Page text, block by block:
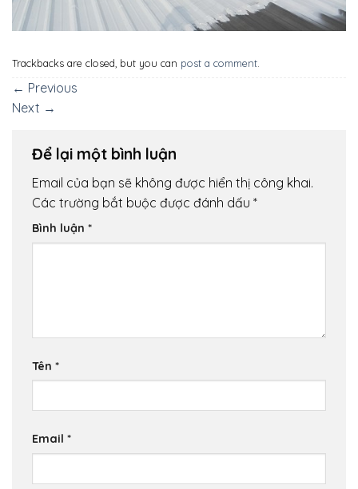
Trackbacks are closed, but you can post a comment
← Previous
Next →
Để lại một bình luận
Email của bạn sẽ không được hiển thị công khai.
Các trường bắt buộc được đánh dấu *
Bình luận *
Tên *
Email *